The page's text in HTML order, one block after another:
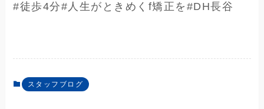
#徒歩4分#人生がときめくf矯正を#DH長谷
スタッフブログ